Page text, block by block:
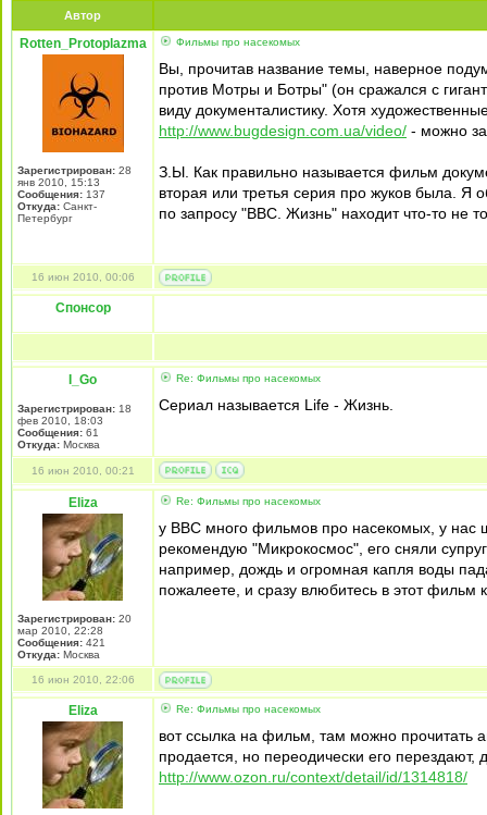
Автор
Rotten_Protoplazma
Зарегистрирован: 28
янв 2010, 15:13
Сообщения: 137
Откуда: Санкт-
Петербург
Фильмы про насекомых
Вы, прочитав название темы, наверное
против Мотры и Ботры" (он сражался с
виду документалистику. Хотя
http://www.bugdesign.com.ua/video/ - можно
З.Ы. Как правильно называется фильм
вторая или третья серия про жуков была. Я
по запросу "BBC. Жизнь" находит что-то не
16 июн 2010, 00:06
Спонсор
I_Go
Зарегистрирован: 18
фев 2010, 18:03
Сообщения: 61
Откуда: Москва
Re: Фильмы про насекомых
Сериал называется Life - Жизнь.
16 июн 2010, 00:21
Eliza
Зарегистрирован: 20
мар 2010, 22:28
Сообщения: 421
Откуда: Москва
Re: Фильмы про насекомых
у ВВС много фильмов про насекомых, у нас
рекомендую "Микрокосмос", его сняли
например, дождь и огромная капля воды
пожалеете, и сразу влюбитесь в этот фильм
16 июн 2010, 22:06
Eliza Re: Фильмы про насекомых
вот ссылка на фильм, там можно прочитать
продается, но переодически его перездают,
http://www.ozon.ru/context/detail/id/1314818/